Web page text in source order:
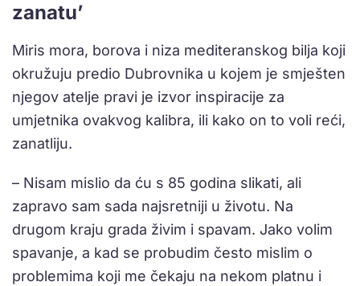
zanatu’
Miris mora, borova i niza mediteranskog bilja koji
okružuju predio Dubrovnika u kojem je smješten
njegov atelje pravi je izvor inspiracije za
umjetnika ovakvog kalibra, ili kako on to voli reći,
zanatliju.
– Nisam mislio da ću s 85 godina slikati, ali
zapravo sam sada najsretniji u životu. Na
drugom kraju grada živim i spavam. Jako volim
spavanje, a kad se probudim često mislim o
problemima koji me čekaju na nekom platnu i